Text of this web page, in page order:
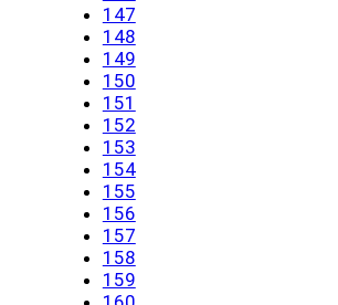
147
148
149
150
151
152
153
154
155
156
157
158
159